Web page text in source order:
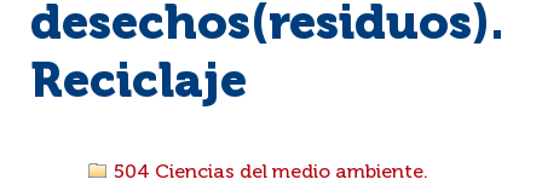
desechos(residuos).
Reciclaje
504 Ciencias del medio ambiente.